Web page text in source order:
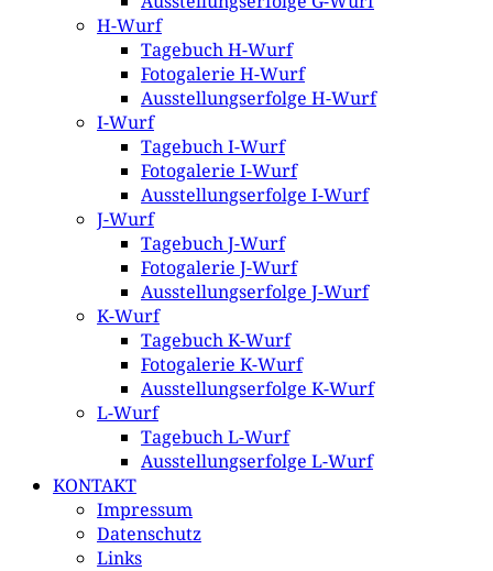
H-Wurf
Tagebuch H-Wurf
Fotogalerie H-Wurf
Ausstellungserfolge H-Wurf
I-Wurf
Tagebuch I-Wurf
Fotogalerie I-Wurf
Ausstellungserfolge I-Wurf
J-Wurf
Tagebuch J-Wurf
Fotogalerie J-Wurf
Ausstellungserfolge J-Wurf
K-Wurf
Tagebuch K-Wurf
Fotogalerie K-Wurf
Ausstellungserfolge K-Wurf
L-Wurf
Tagebuch L-Wurf
Ausstellungserfolge L-Wurf
KONTAKT
Impressum
Datenschutz
Links